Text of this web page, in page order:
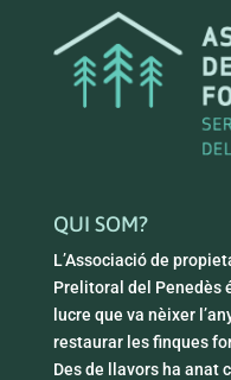
QUI SOM?
L’Associació de
Prelitoral del Penedès
lucre que va nèixer
restaurar les finques
Des de llavors ha anat